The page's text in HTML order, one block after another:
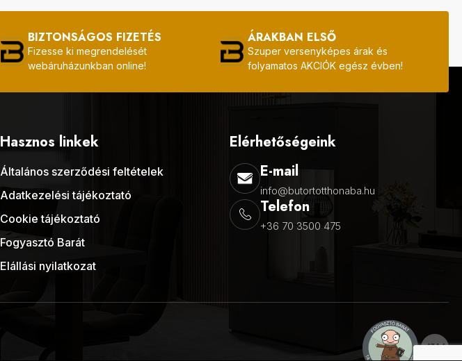
BIZTONSÁGOS FIZETÉS
Fizesse ki megrendelését
webáruházunkban online!
ÁRAKBAN ELSŐ
Szuper versenyképes árak és
folyamatos AKCIÓK egész évben!
Hasznos linkek
Általános szerződési feltételek
Adatkezelési tájékoztató
Cookie tájékoztató
Fogyasztó Barát
Elállási nyilatkozat
Elérhetőségeink
E-mail
info@butortotthonaba.hu
Telefon
+36 70 3500 475